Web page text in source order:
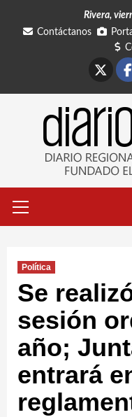
Rivera,
Contáctanos
primario
Política
Se
sesión
año;
entrará